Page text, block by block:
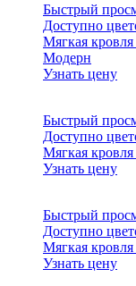
Быстрый
Доступно
Мягкая
Модерн
Узнать цену
Быстрый
Доступно
Мягкая
Узнать цену
Быстрый
Доступно
Мягкая
Узнать цену